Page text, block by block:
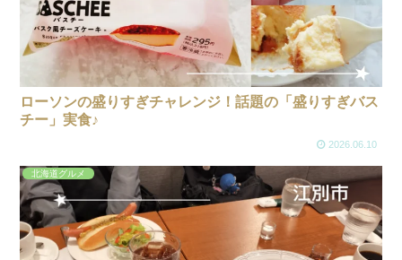
ローソンの盛りすぎチャレンジ！話題の「盛りすぎバス
チー」実食♪
2026.06.10
北海道グルメ